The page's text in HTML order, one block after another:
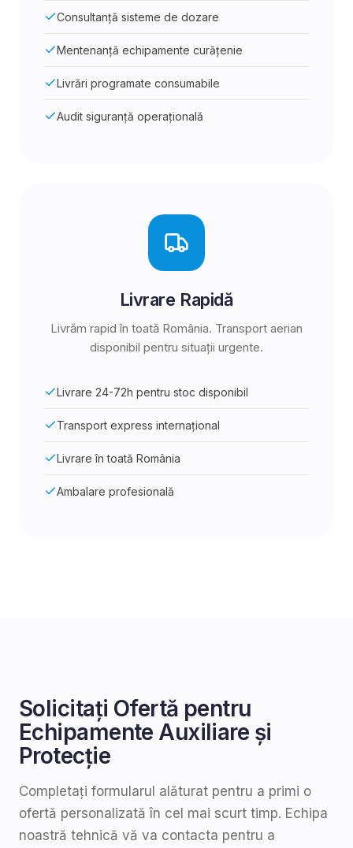
Consultanță sisteme de dozare
Mentenanță echipamente curățenie
Livrări programate consumabile
Audit siguranță operațională
Livrare Rapidă
Livrăm rapid în toată România. Transport aerian
disponibil pentru situații urgente.
Livrare 24-72h pentru stoc disponibil
Transport express internațional
Livrare în toată România
Ambalare profesională
Solicitați Ofertă pentru
Echipamente Auxiliare și
Protecție
Completați formularul alăturat pentru a primi o
ofertă personalizată în cel mai scurt timp. Echipa
noastră tehnică vă va contacta pentru a